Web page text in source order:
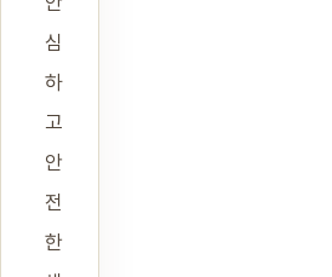
심
하
고
안
전
한